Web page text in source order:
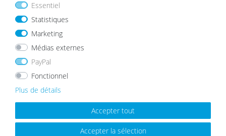
List
e de
sou
hait
s
Essentiel
Statistiques
Marketing
Médias externes
PayPal
Fonctionnel
Plus de détails
Accepter tout
Accepter la sélection